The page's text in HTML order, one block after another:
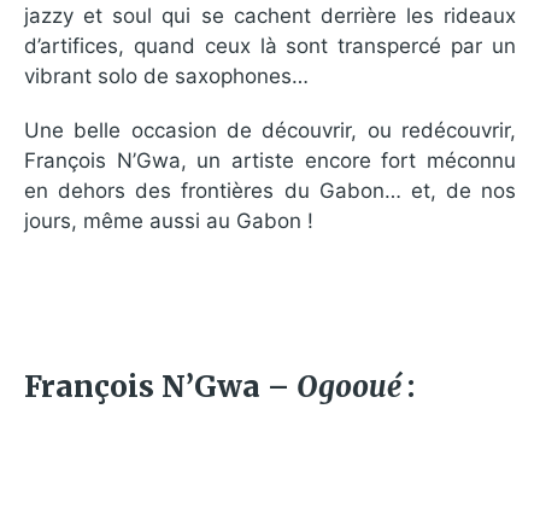
jazzy et soul qui se cachent derrière les rideaux
d’artifices, quand ceux là sont transpercé par un
vibrant solo de saxophones…
Une belle occasion de découvrir, ou redécouvrir,
François N’Gwa, un artiste encore fort méconnu
en dehors des frontières du Gabon… et, de nos
jours, même aussi au Gabon !
François N’Gwa – Ogooué: